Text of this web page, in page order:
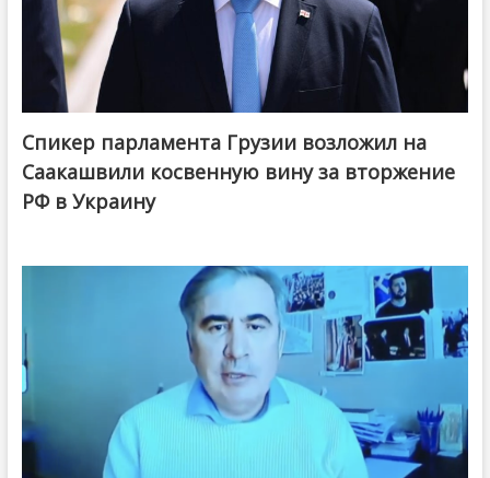
Спикер парламента Грузии возложил на
Саакашвили косвенную вину за вторжение
РФ в Украину